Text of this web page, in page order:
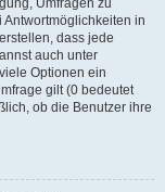
Umfragen zu
in
dass jede
auch unter
Optionen ein
gilt (0 bedeutet
ob die Benutzer ihre